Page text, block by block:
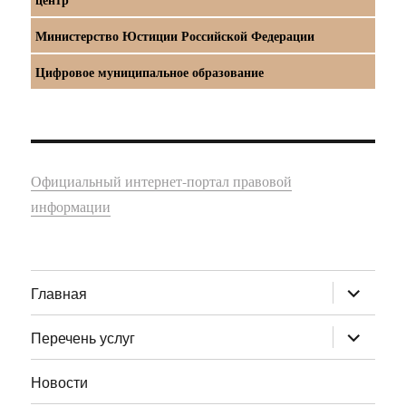
Министерство Юстиции Российской Федерации
Цифровое муниципальное образование
Официальный интернет-портал правовой
информации
Главная раскрыть
дочернее
меню
Перечень услуг
раскрыть
дочернее
меню
Новости